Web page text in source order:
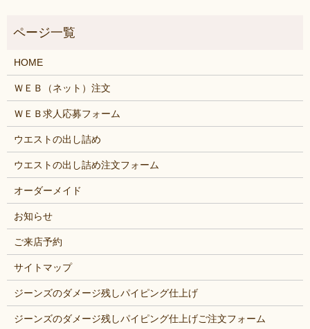
HOME
ＷＥＢ（ネット）注文
ＷＥＢ求人応募フォーム
ウエストの出し詰め
ウエストの出し詰め注文フォーム
オーダーメイド
お知らせ
ご来店予約
サイトマップ
ジーンズのダメージ残しパイピング仕上げ
ジーンズのダメージ残しパイピング仕上げご注文フォーム